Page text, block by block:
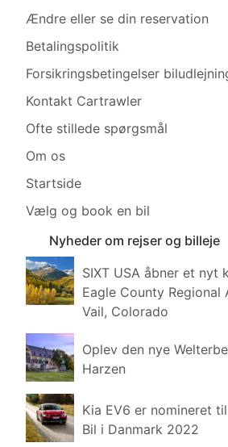
Ændre eller se din reservation
Betalingspolitik
Forsikringsbetingelser
Kontakt Cartrawler
Ofte stillede spørgsmål
Om os
Startside
Vælg og book en bil
Nyheder om rejser og billeje
SIXT USA åbner et nyt
Eagle County Regional
Vail, Colorado
Oplev den nye
Harzen
Kia EV6 er nomineret
Bil i Danmark 2022